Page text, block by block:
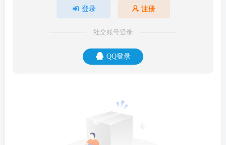
登录 注册
社交账号登录
QQ登录